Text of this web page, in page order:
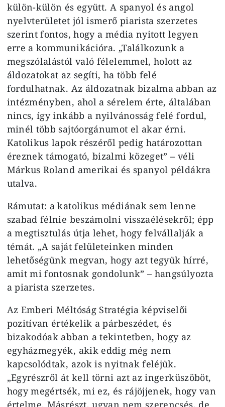
külön-külön és együtt. A spanyol és angol
nyelvterületet jól ismerő piarista szerzetes
szerint fontos, hogy a média nyitott legyen
erre a kommunikációra. „Találkozunk a
megszólalástól való félelemmel, holott az
áldozatokat az segíti, ha több felé
fordulhatnak. Az áldozatnak bizalma abban az
intézményben, ahol a sérelem érte, általában
nincs, így inkább a nyilvánosság felé fordul,
minél több sajtóorgánumot el akar érni.
Katolikus lapok részéről pedig határozottan
éreznek támogató, bizalmi közeget” – véli
Márkus Roland amerikai és spanyol példákra
utalva.
Rámutat: a katolikus médiának sem lenne
szabad félnie beszámolni visszaélésekről; épp
a megtisztulás útja lehet, hogy felvállalják a
témát. „A saját felületeinken minden
lehetőségünk megvan, hogy azt tegyük hírré,
amit mi fontosnak gondolunk” – hangsúlyozta
a piarista szerzetes.
Az Emberi Méltóság Stratégia képviselői
pozitívan értékelik a párbeszédet, és
bizakodóak abban a tekintetben, hogy az
egyházmegyék, akik eddig még nem
kapcsolódtak, azok is nyitnak feléjük.
„Egyrészről át kell törni azt az ingerküszöböt,
hogy megértsék, mi ez, és rájöjjenek, hogy van
értelme. Másrészt, ugyan nem szerencsés, de